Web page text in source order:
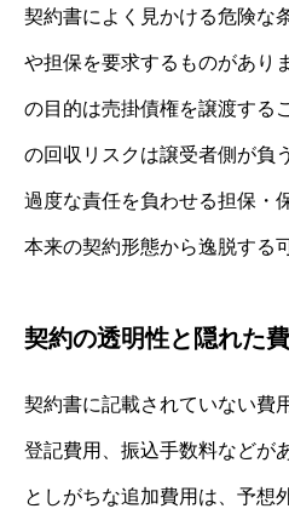
契約書によく見かける危険な
や担保を要求するものがあり
の目的は売掛債権を譲渡する
の回収リスクは譲受者側が負
過度な責任を負わせる担保・
本来の契約形態から逸脱する
契約の透明性と隠れた
契約書に記載されていない費
登記費用、振込手数料などが
としがちな追加費用は、予想